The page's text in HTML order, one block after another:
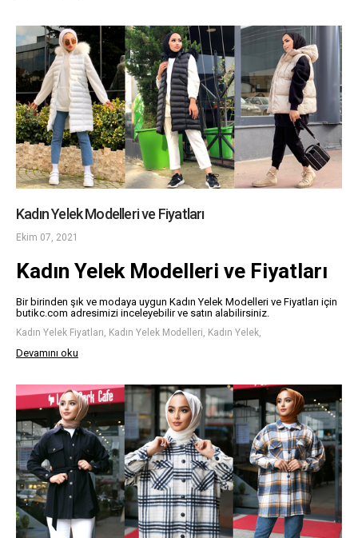
Kadın Yelek Modelleri ve Fiyatları
Ekim 07, 2021
Kadın Yelek Modelleri ve Fiyatları
Bir birinden şık ve modaya uygun Kadın Yelek Modelleri ve Fiyatları için
butikc.com adresimizi inceleyebilir ve satın alabilirsiniz.
Kadın Yelek Fiyatları, Kadın Yelek Modelleri, Kadın Yelek,
Devamını oku